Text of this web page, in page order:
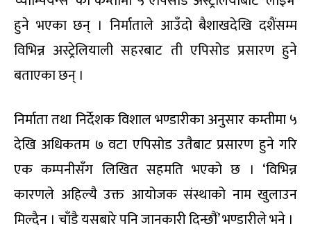
हुने भएका छन् । निर्माताले आउँदो बैशाखदेखि दशैंसम्म
विभिन्न अस्ट्रेलियाली सहरबाट ती एपिसोड प्रसारण हुने
बताएका छन् ।
निर्माता तथा निर्देशक विशाल भण्डारीका अनुसार कम्तीमा ५
देखि अधिकतम ७ वटा एपिसोड उतैबाट प्रसारण हुने गरि
एक कम्पनीसँग लिखित सहमति भएको छ । ‘विभिन्न
कारणले अहिल्यै उक्त आयोजक संस्थाको नाम खुलाउन
मिल्दैन । चाँडै यसबारे पनि जानकारी दिन्छौं’ भण्डारीले भने ।